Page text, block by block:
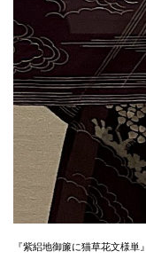
『紫絽地御簾に猫草花文様